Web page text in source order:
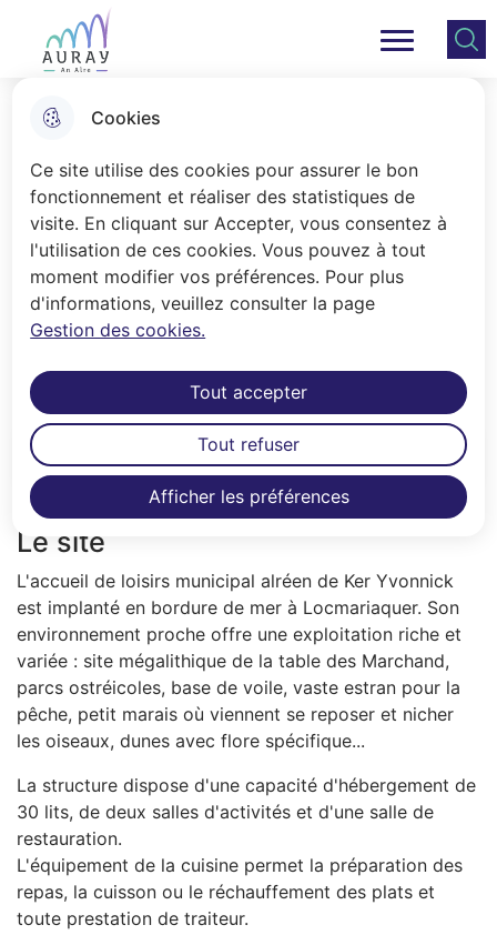
Cookies
Ce site utilise des cookies pour assurer le bon
fonctionnement et réaliser des statistiques de
visite. En cliquant sur Accepter, vous consentez à
l'utilisation de ces cookies. Vous pouvez à tout
moment modifier vos préférences. Pour plus
d'informations, veuillez consulter la page
Gestion des cookies.
Afficher les préférences
Tout accepter
Tout refuser
Aller
au
menu
Consulter
le plan
Ville Auray Menu principal
Accueil
Les séjours sont envisagés de
septembre à juin, à la semaine ou à la
journée.
Le site
L'accueil de loisirs municipal alréen de Ker Yvonnick
est implanté en bordure de mer à Locmariaquer. Son
environnement proche offre une exploitation riche et
variée : site mégalithique de la table des Marchand,
parcs ostréicoles, base de voile, vaste estran pour la
pêche, petit marais où viennent se reposer et nicher
les oiseaux, dunes avec flore spécifique...
La structure dispose d'une capacité d'hébergement de
30 lits, de deux salles d'activités et d'une salle de
restauration.
L'équipement de la cuisine permet la préparation des
repas, la cuisson ou le réchauffement des plats et
toute prestation de traiteur.